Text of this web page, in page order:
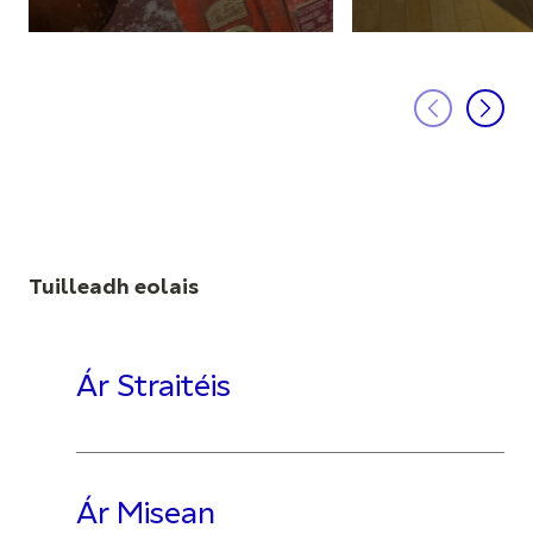
Tuilleadh eolais
Ár Straitéis
Ár Misean